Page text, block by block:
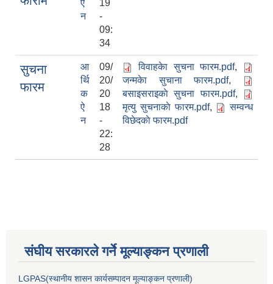
ऐ
न
19
-
09:
34
सुचना
फारम
आ
र्थि
क
ऐ
न
09/
20/
20
18
-
22:
28
विवाहकेा सुचना फारम.pdf,
जन्मकेा सुचाना फारम.pdf,
बसाइसराइकाे सुचना फारम.pdf,
मृत्यु सुचनाकाे फारम.pdf,
सम्वन्ध
विछेदकाे फारम.pdf
संघीय सरकारले गर्ने मूल्याङ्कन प्रणाली
LGPAS(स्थानीय शासन कार्यसम्पादन मूल्याङ्कन प्रणाली)